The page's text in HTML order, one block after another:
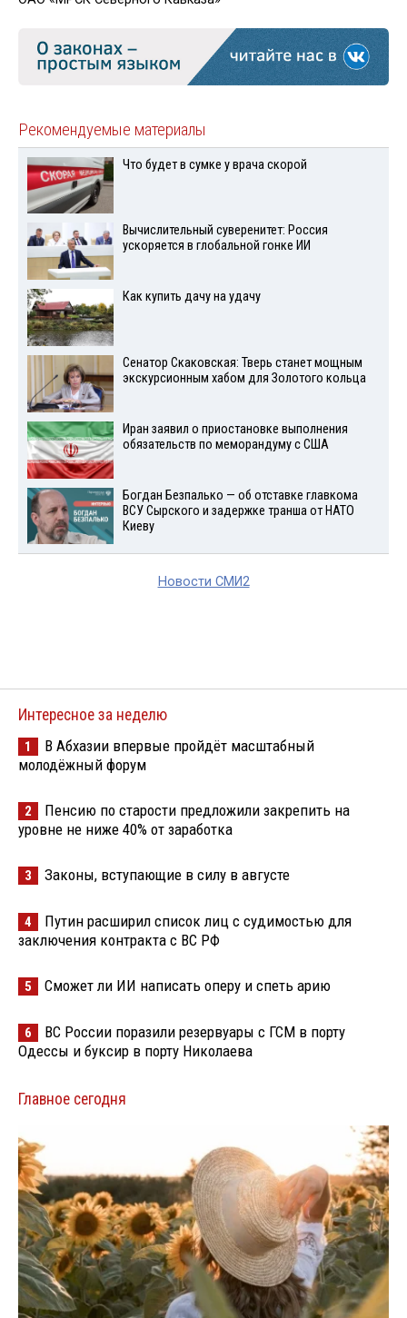
Рекомендуемые материалы
Что будет в сумке у врача скорой
Вычислительный суверенитет: Россия
ускоряется в глобальной гонке ИИ
Как купить дачу на удачу
Сенатор Скаковская: Тверь станет мощным
экскурсионным хабом для Золотого кольца
Иран заявил о приостановке выполнения
обязательств по меморандуму с США
Богдан Безпалько — об отставке главкома
ВСУ Сырского и задержке транша от НАТО
Киеву
Новости СМИ2
Интересное за неделю
1
В Абхазии впервые пройдёт масштабный
молодёжный форум
2
Пенсию по старости предложили закрепить на
уровне не ниже 40% от заработка
3 Законы, вступающие в силу в августе
4
Путин расширил список лиц с судимостью для
заключения контракта с ВС РФ
5 Сможет ли ИИ написать оперу и спеть арию
6
ВС России поразили резервуары с ГСМ в порту
Одессы и буксир в порту Николаева
Главное сегодня